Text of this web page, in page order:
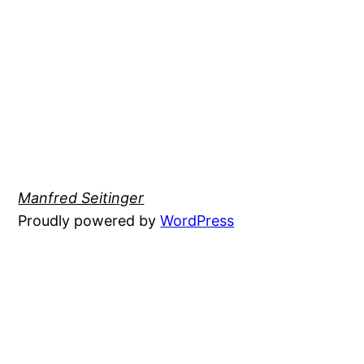
Manfred Seitinger
Proudly powered byWordPress